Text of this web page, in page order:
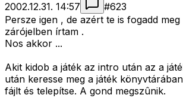
2002.12.31. 14:57 #623
Persze igen , de azért te is fogadd meg
zárójelben írtam .
Nos akkor ...
Akit kidob a játék az intro után az a
után keresse meg a játék
fájlt és telepítse. A gond megszûnik.